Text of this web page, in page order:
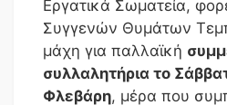
Εργατικά Σωματεία,
Συγγενών Θυμάτων
μάχη για παλλαϊκή
συλλαλητήρια το
Φλεβάρη, μέρα που